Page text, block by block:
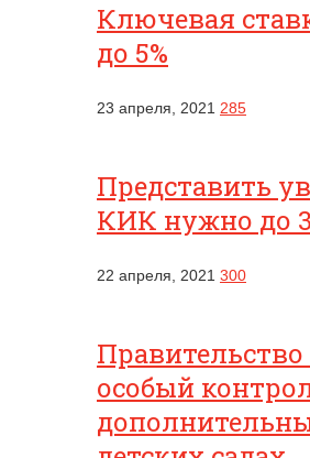
Ключевая
до 5%
23 апреля, 2021 285
Представить
КИК нужно до
22 апреля, 2021 300
особый